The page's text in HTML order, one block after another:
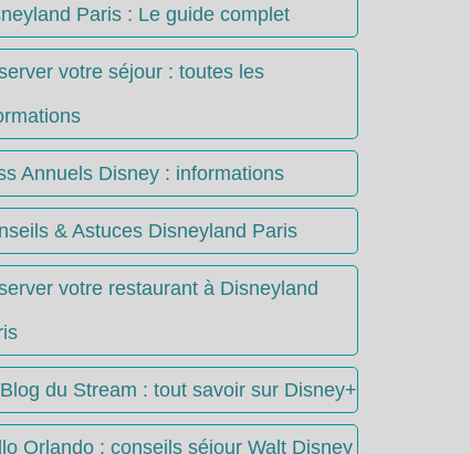
Paris : Le guide complet
votre séjour : toutes les
Annuels Disney : informations
& Astuces Disneyland Paris
votre restaurant à Disneyland
du Stream : tout savoir sur Disney+
Orlando : conseils séjour Walt Disney